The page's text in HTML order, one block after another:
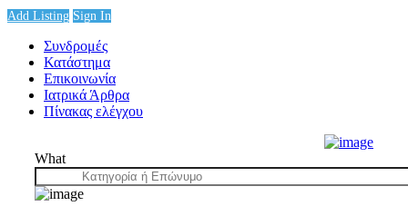
Add Listing Sign In
Συνδρομές
Κατάστημα
Επικοινωνία
Ιατρικά Άρθρα
Πίνακας ελέγχου
What